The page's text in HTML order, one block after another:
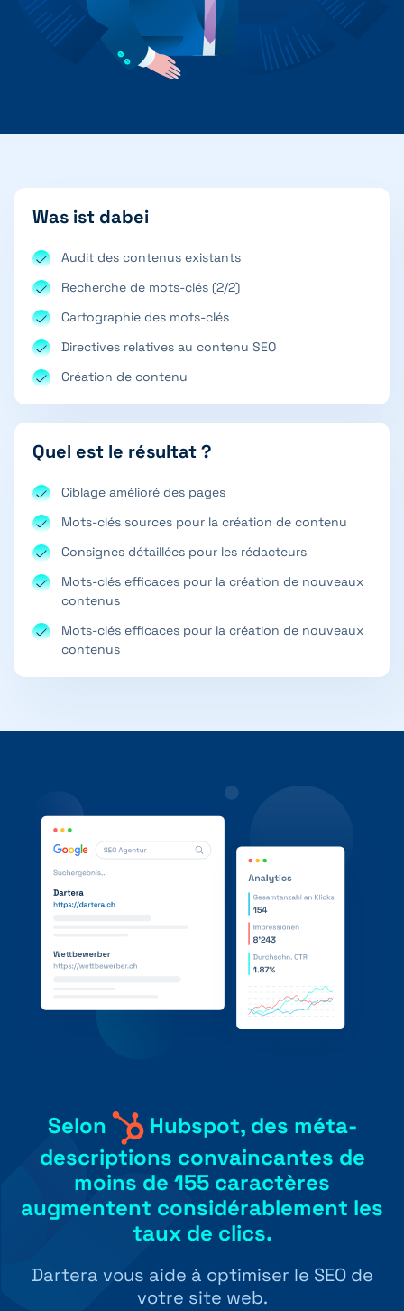
Was ist dabei
Audit des contenus existants
Recherche de mots-clés (2/2)
Cartographie des mots-clés
Directives relatives au contenu SEO
Création de contenu
Quel est le résultat ?
Ciblage amélioré des pages
Mots-clés sources pour la création de contenu
Consignes détaillées pour les rédacteurs
Mots-clés efficaces pour la création de nouveaux
contenus
Mots-clés efficaces pour la création de nouveaux
contenus
Selon
Hubspot, des méta-
descriptions convaincantes de
moins de 155 caractères
augmentent considérablement les
taux de clics.
Dartera vous aide à optimiser le SEO de
votre site web.